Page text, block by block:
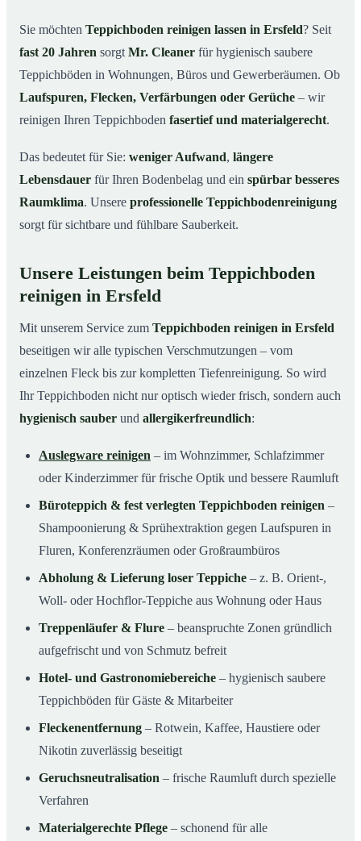
Ersfeld?
So funktioniert’s
So reinigen unsere Profis Teppichböden in Ersfeld
Sie möchten Teppichboden reinigen lassen in Ersfeld? Seit
fast 20 Jahren sorgt Mr. Cleaner für hygienisch saubere
Teppichböden in Wohnungen, Büros und Gewerberäumen. Ob
Laufspuren, Flecken, Verfärbungen oder Gerüche – wir
reinigen Ihren Teppichboden fasertief und materialgerecht.
Das bedeutet für Sie: weniger Aufwand, längere
Lebensdauer für Ihren Bodenbelag und ein spürbar besseres
Raumklima. Unsere professionelle Teppichbodenreinigung
sorgt für sichtbare und fühlbare Sauberkeit.
Unsere Leistungen beim Teppichboden
reinigen in Ersfeld
Mit unserem Service zum Teppichboden reinigen in Ersfeld
beseitigen wir alle typischen Verschmutzungen – vom
einzelnen Fleck bis zur kompletten Tiefenreinigung. So wird
Ihr Teppichboden nicht nur optisch wieder frisch, sondern auch
hygienisch sauber und allergikerfreundlich:
Auslegware reinigen – im Wohnzimmer, Schlafzimmer
oder Kinderzimmer für frische Optik und bessere Raumluft
Büroteppich & fest verlegten Teppichboden reinigen –
Shampoonierung & Sprühextraktion gegen Laufspuren in
Fluren, Konferenzräumen oder Großraumbüros
Abholung & Lieferung loser Teppiche – z. B. Orient-,
Woll- oder Hochflor-Teppiche aus Wohnung oder Haus
Treppenläufer & Flure – beanspruchte Zonen gründlich
aufgefrischt und von Schmutz befreit
Hotel- und Gastronomiebereiche – hygienisch saubere
Teppichböden für Gäste & Mitarbeiter
Fleckenentfernung – Rotwein, Kaffee, Haustiere oder
Nikotin zuverlässig beseitigt
Geruchsneutralisation – frische Raumluft durch spezielle
Verfahren
Materialgerechte Pflege – schonend für alle